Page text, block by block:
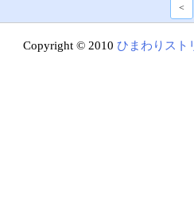
<
Copyright © 2010 ひまわりスト